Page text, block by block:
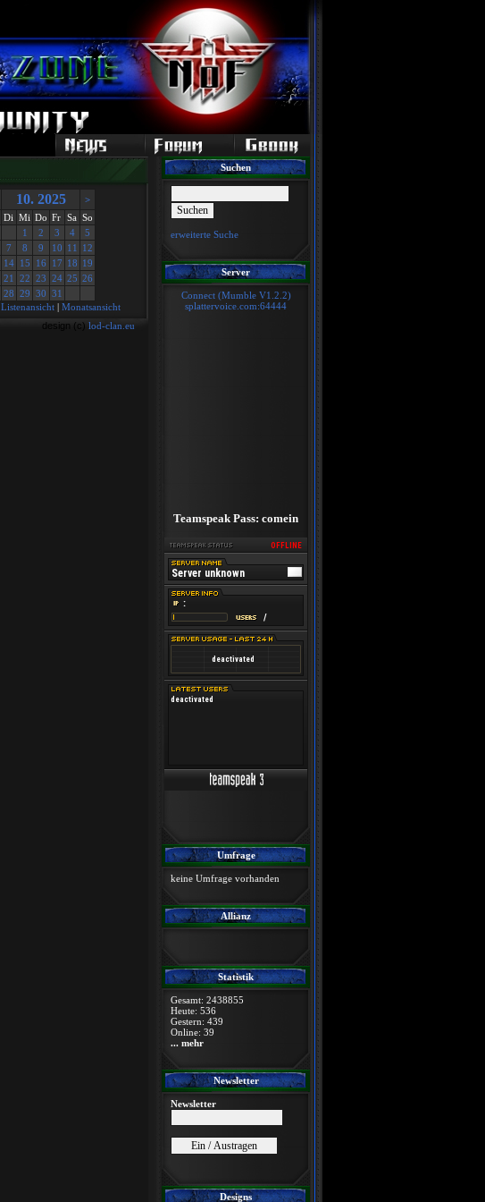
10. 2025
>
Di Mi Do Fr Sa So
1
2 3 4
5
7 8 9 10 11
12
14 15 16 17 18 19
21 22 23 24 25 26
28 29 30 31
Listenansicht| Monatsansicht
design (c) lod-clan.eu
Suchen
erweiterte Suche
Server
Connect (Mumble V1.2.2)
splattervoice.com:64444
Teamspeak Pass: comein
Umfrage
keine Umfrage vorhanden
Allianz
Statistik
Gesamt: 2438855
Heute: 536
Gestern: 439
Online: 39
... mehr
Newsletter
Newsletter
Designs